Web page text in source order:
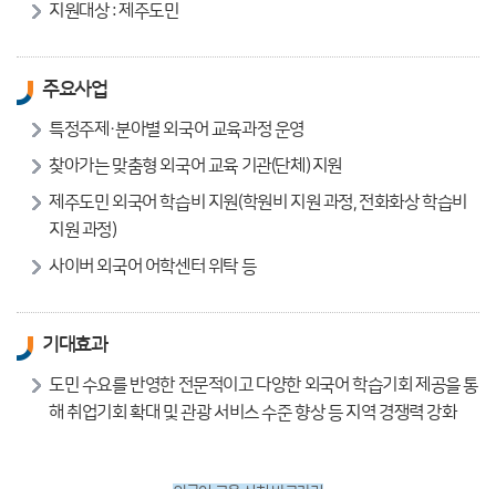
지원대상 : 제주도민
주요사업
특정주제·분아별 외국어 교육과정 운영
찾아가는 맞춤형 외국어 교육 기관(단체) 지원
제주도민 외국어 학습비 지원(학원비 지원 과정, 전화화상 학습비
지원 과정)
사이버 외국어 어학센터 위탁 등
기대효과
도민 수요를 반영한 전문적이고 다양한 외국어 학습기회 제공을 통
해 취업기회 확대 및 관광 서비스 수준 향상 등 지역 경쟁력 강화